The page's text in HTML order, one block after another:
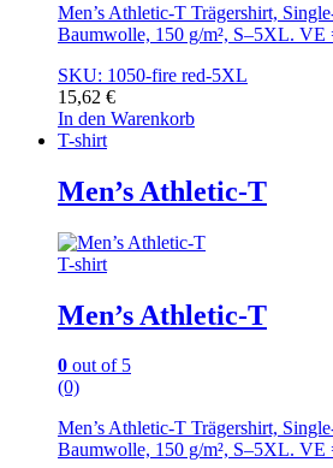
Men’s Athletic-T Trägershirt,
Baumwolle, 150 g/m², S–5XL. VE
SKU: 1050-fire red-5XL
15,62 €
In den Warenkorb
T-shirt
Men’s Athletic-T
T-shirt
Men’s Athletic-T
0 out of 5
(0)
Men’s Athletic-T Trägershirt,
Baumwolle, 150 g/m², S–5XL. VE